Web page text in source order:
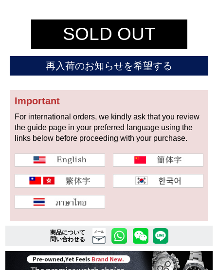
コンスタンタン
商品の状態から探す
新品 未使用品
中古品 アンティーク品
WEB限定品
複数条件で商品を絞り込む
詳細検索はこちら
SOLD OUT
再入荷のお知らせを希望する
Important
For international orders, we kindly ask that you review
the guide page in your preferred language using the
links below before proceeding with your purchase.
商品について
問い合わせる
メール